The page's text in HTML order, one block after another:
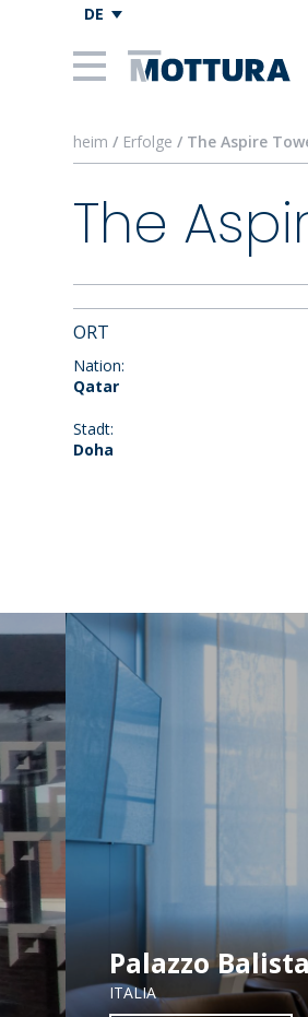
DE
heim / Erfolge / The Aspire
The
ORT
Nation:
Qatar
Stadt:
Doha
Palazzo
ITALIA